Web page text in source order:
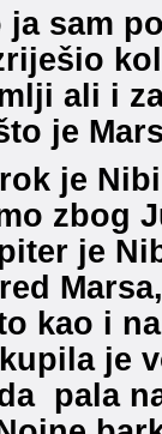
ja sam
ali i
je
je
zbog
je
kao i
je
pala